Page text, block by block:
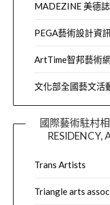
MADEZINE 美德誌
PEGA藝術設計資訊
ArtTime智邦藝術網
文化部全國藝文活
國際藝術駐村
RESIDENCY,
Trans Artists
Triangle arts